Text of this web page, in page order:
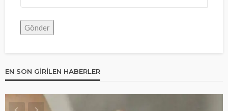
EN SON GIRILEN HABERLER